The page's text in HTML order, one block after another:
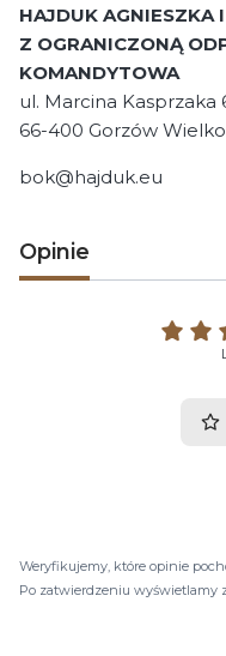
HAJDUK AGNIESZKA
Z OGRANICZONĄ
KOMANDYTOWA
ul. Marcina Kasprzaka
66-400 Gorzów
bok@hajduk.eu
Opinie
Weryfikujemy, które opinie
Po zatwierdzeniu wyświetlamy